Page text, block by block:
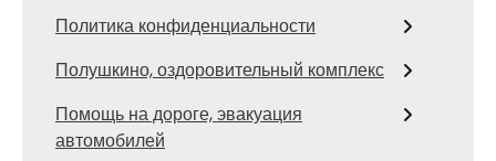
Политика конфиденциальности
Полушкино, оздоровительный комплекс
Помощь на дороге, эвакуация
автомобилей